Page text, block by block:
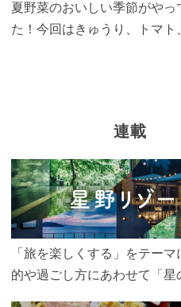
夏野菜のおいしい季節がやっ
た！今回はきゅうり、トマト
太陽の光をたっぷりあびた
連載
「旅を楽しくする」をテーマ
的や過ごし方にあわせて「星